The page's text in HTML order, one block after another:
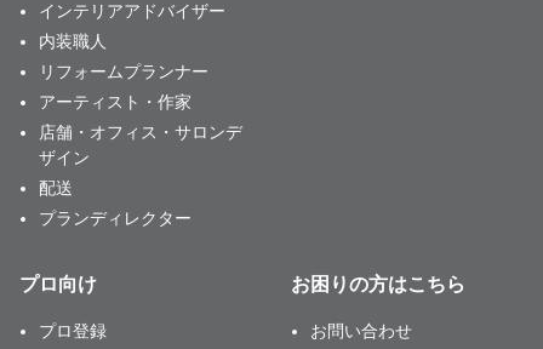
インテリアアドバイザー
内装職人
リフォームプランナー
アーティスト・作家
店舗・オフィス・サロンデ
ザイン
配送
プランディレクター
プロ向け
プロ登録
お困りの方はこちら
お問い合わせ